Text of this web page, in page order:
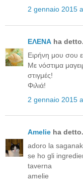
2 gennaio 2015
ΕΛΕΝΑ ha
Ειρήνη μου σου
Με νόστιμα
στιγμές!
Φιλιά!
2 gennaio 2015
Amelie ha
adoro la
se ho gli
taverna
amelie